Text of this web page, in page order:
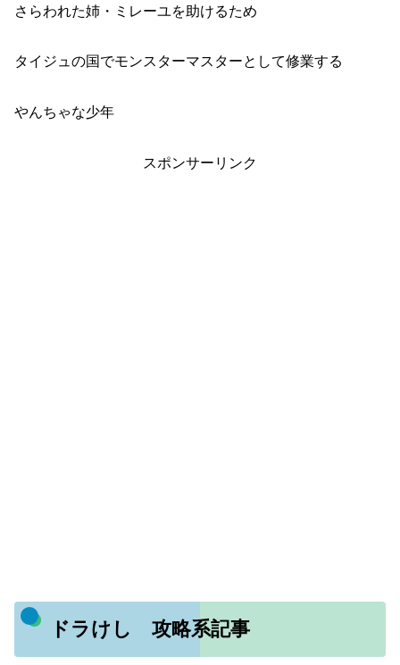
さらわれた姉・ミレーユを助けるため
タイジュの国でモンスターマスターとして修業する
やんちゃな少年
スポンサーリンク
ドラけし 攻略系記事